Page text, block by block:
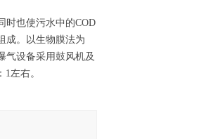
时也使污水中的COD
成。以生物膜法为
气设备采用鼓风机及
左右。